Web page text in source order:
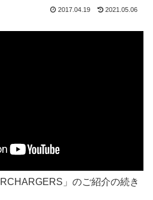
2017.04.19 2021.05.06
」のご紹介の続き